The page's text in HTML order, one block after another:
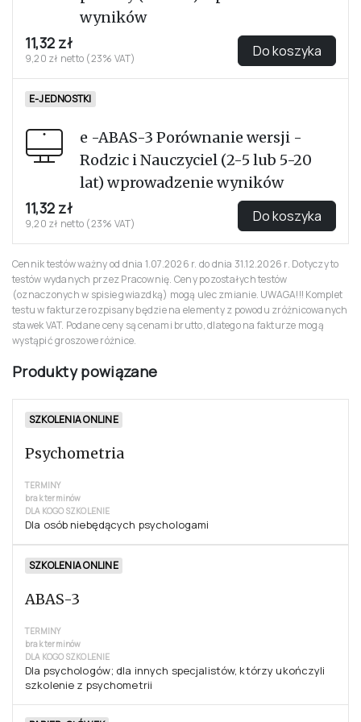
wyników
11,32 zł
9,20 zł netto (23% VAT) Do koszyka
E-JEDNOSTKI
e -ABAS-3 Porównanie wersji -
Rodzic i Nauczyciel (2-5 lub 5-20
lat) wprowadzenie wyników
11,32 zł
9,20 zł netto (23% VAT) Do koszyka
Cennik testów ważny od dnia 1.07.2026 r. do dnia 31.12.2026 r. Dotyczy to
testów wydanych przez Pracownię. Ceny pozostałych testów
(oznaczonych w spisie gwiazdką) mogą ulec zmianie. UWAGA!!! Komplet
testu w fakturze rozpisany będzie na elementy z powodu zróżnicowanych
stawek VAT. Podane ceny są cenami brutto, dlatego na fakturze mogą
wystąpić groszowe różnice.
Produkty powiązane
SZKOLENIA ONLINE
Psychometria
TERMINY
brak terminów
DLA KOGO SZKOLENIE
Dla osób niebędących psychologami
SZKOLENIA ONLINE
ABAS-3
TERMINY
brak terminów
DLA KOGO SZKOLENIE
Dla psychologów; dla innych specjalistów, którzy ukończyli
szkolenie z psychometrii